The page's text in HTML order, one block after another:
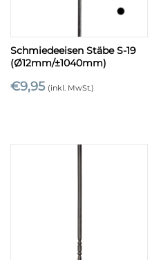
Schmiedeeisen Stäbe S-19
(Ø12mm/±1040mm)
€9,95 (inkl. MwSt.)